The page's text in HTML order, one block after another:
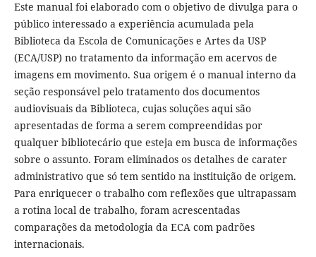
Este manual foi elaborado com o objetivo de divulga para o
público interessado a experiência acumulada pela
Biblioteca da Escola de Comunicações e Artes da USP
(ECA/USP) no tratamento da informação em acervos de
imagens em movimento. Sua origem é o manual interno da
seção responsável pelo tratamento dos documentos
audiovisuais da Biblioteca, cujas soluções aqui são
apresentadas de forma a serem compreendidas por
qualquer bibliotecário que esteja em busca de informações
sobre o assunto. Foram eliminados os detalhes de carater
administrativo que só tem sentido na instituição de origem.
Para enriquecer o trabalho com reflexões que ultrapassam
a rotina local de trabalho, foram acrescentadas
comparações da metodologia da ECA com padrões
internacionais.